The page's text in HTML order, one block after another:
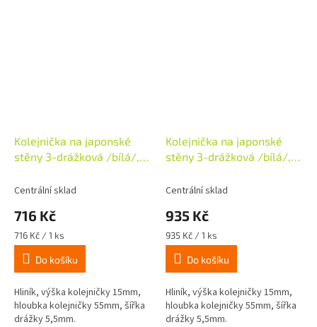
Kolejnička na japonské
stěny 3-drážková /bílá/,
Centrální sklad
716 Kč
Měrná
cena:
716 Kč / 1 ks
Do košíku
Hliník, výška kolejničky 15mm,
hloubka kolejničky 55mm, šířka
drážky 5,5mm.
Kolejnička na japonské
stěny 3-drážková /bílá/,
Centrální sklad
935 Kč
Měrná
cena:
935 Kč / 1 ks
Do košíku
Hliník, výška kolejničky 15mm,
hloubka kolejničky 55mm, šířka
drážky 5,5mm.